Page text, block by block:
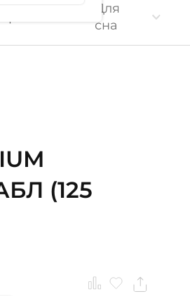
Для
сна
(125